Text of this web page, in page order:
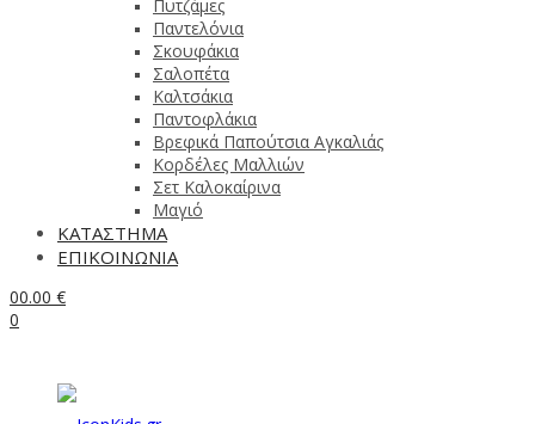
Πυτζάμες
Παντελόνια
Σκουφάκια
Σαλοπέτα
Καλτσάκια
Παντοφλάκια
Βρεφικά Παπούτσια Αγκαλιάς
Κορδέλες Μαλλιών
Σετ Καλοκαίρινα
Μαγιό
ΚΑΤΑΣΤΗΜΑ
ΕΠΙΚΟΙΝΩΝΙΑ
00.00 €
0